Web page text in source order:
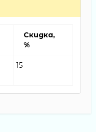
Скидка,
%
15